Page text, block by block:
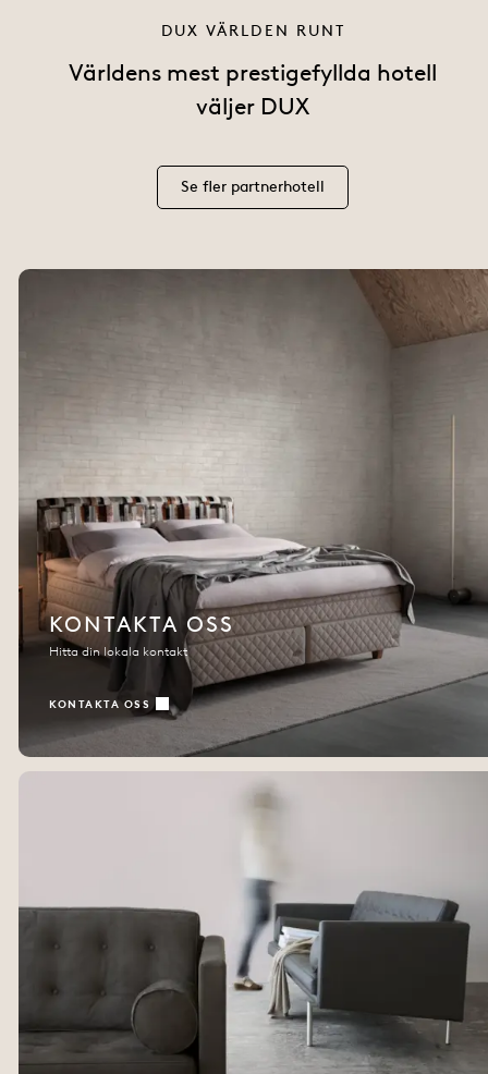
DUX VÄRLDEN RUNT
Världens mest prestigefyllda hotell
väljer DUX
Se fler partnerhotell
KONTAKTA OSS
Hitta din lokala kontakt
KONTAKTA OSS